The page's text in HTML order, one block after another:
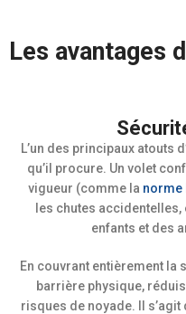
Les avantages
L’un des principaux atouts
qu’il procure. Un volet
vigueur (comme la norme
les chutes
enfants et des
En couvrant entièrement la
barrière physique,
risques de noyade. Il